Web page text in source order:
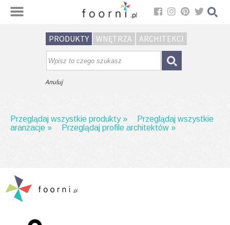
PRODUKTY WNĘTRZA ARCHITEKCI
Anuluj
Brak wyników wyszukiwania.
Spróbuj wpisać inną frazę.
Przeglądaj wszystkie produkty »
Przeglądaj wszystkie
aranżacje »
Przeglądaj profile architektów »